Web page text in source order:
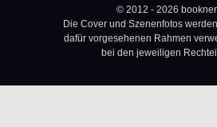
© 2012 - 2026
Die Cover und Szenenfotos
dafür vorgesehenen Rahmen
bei den jeweiligen